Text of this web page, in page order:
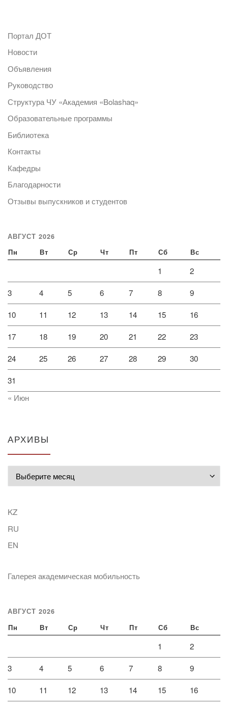
Портал ДОТ
Новости
Объявления
Руководство
Структура ЧУ «Академия «Bolashaq»
Образовательные программы
Библиотека
Контакты
Кафедры
Благодарности
Отзывы выпускников и студентов
АВГУСТ 2026
Пн Вт Ср Чт Пт Сб Вс
1 2
3 4 5 6 7 8 9
10 11 12 13 14 15 16
17 18 19 20 21 22 23
24 25 26 27 28 29 30
31
« Июн
АРХИВЫ
KZ
RU
EN
Галерея академическая мобильность
АВГУСТ 2026
Пн Вт Ср Чт Пт Сб Вс
1 2
3 4 5 6 7 8 9
10 11 12 13 14 15 16